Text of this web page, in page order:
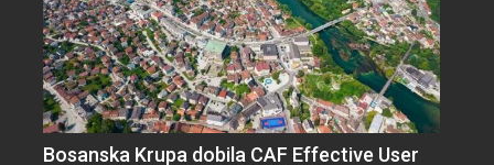
Bosanska Krupa dobila CAF Effective User